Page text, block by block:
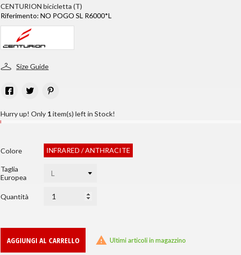
CENTURION bicicletta (T)
Riferimento: NO POGO SL R6000*L
Size Guide
Hurry up! Only 1item(s) left in Stock!
Colore INFRARED / ANTHRACITE
Taglia
Europea
Quantità
AGGIUNGI AL CARRELLO  Ultimi articoli in magazzino